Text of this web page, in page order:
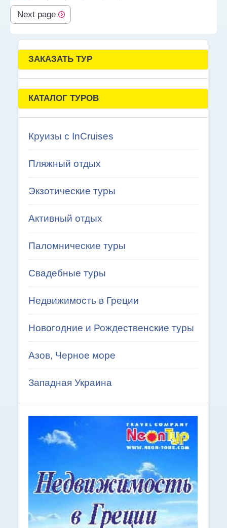
Next page
ЗАКАЗАТЬ ТУР
КАТАЛОГ ТУРОВ
Круизы с InCruises
Пляжный отдых
Экзотические туры
Активный отдых
Паломнические туры
Свадебные туры
Недвижимость в Греции
Новогодние и Рождественские туры
Азов, Черное море
Западная Украина